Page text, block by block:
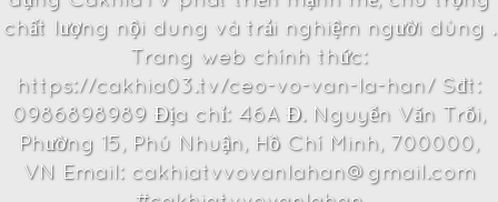
chất lượng nội dung và trải nghiệm người dùng .
Trang web chính thức:
https://cakhia03.tv/ceo-vo-van-la-han/ Sđt:
0986898989 Địa chỉ: 46A Đ. Nguyễn Văn Trỗi,
Phường 15, Phú Nhuận, Hồ Chí Minh, 700000,
VN Email: cakhiatvvovanlahan@gmail.com